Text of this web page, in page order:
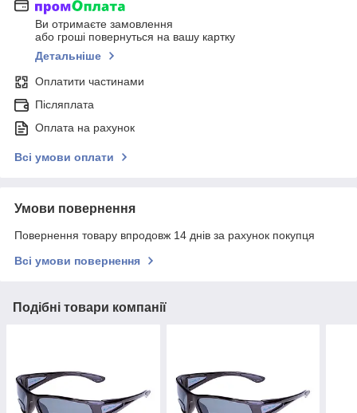
Ви отримаєте замовлення
або гроші повернуться на вашу картку
Детальніше
Оплатити частинами
Післяплата
Оплата на рахунок
Всі умови оплати
Умови повернення
Повернення товару впродовж 14 днів за рахунок покупця
Всі умови повернення
Подібні товари компанії